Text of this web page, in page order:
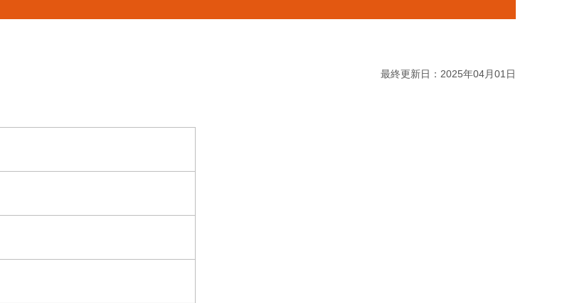
最終更新日：2025年04月01日